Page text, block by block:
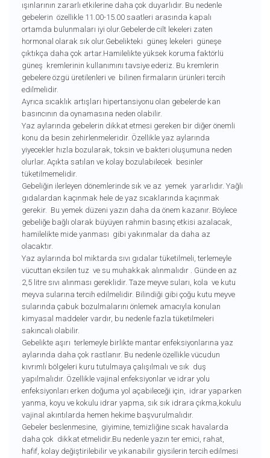
ışınlarının zararlı etkilerine daha çok duyarlıdır. Bu nedenle
gebelerin özellikle 11.00-15.00 saatleri arasında kapalı
ortamda bulunmaları iyi olur.Gebelerde cilt lekeleri zaten
hormonal olarak sık olur.Gebelikteki güneş lekeleri güneşe
çıktıkça daha çok artar.Hamilelikte yüksek koruma faktörlü
güneş kremlerinin kullanımını tavsiye ederiz. Bu kremlerin
gebelere özgü üretilenleri ve bilinen firmaların ürünleri tercih
edilmelidir.
Ayrıca sıcaklık artışları hipertansiyonu olan gebelerde kan
basıncının da oynamasına neden olabilir.
Yaz aylarında gebelerin dikkat etmesi gereken bir diğer önemli
konu da besin zehirlenmeleridir. Özellikle yaz aylarında
yiyecekler hızla bozularak, toksin ve bakteri oluşumuna neden
olurlar. Açıkta satılan ve kolay bozulabilecek besinler
tüketilmemelidir.
Gebeliğin ilerleyen dönemlerinde sık ve az yemek yararlıdır. Yağlı
gıdalardan kaçınmak hele de yaz sıcaklarında kaçınmak
gerekir. Bu yemek düzeni yazın daha da önem kazanır. Böylece
gebeliğe bağlı olarak büyüyen rahmin basınç etkisi azalacak,
hamilelikte mide yanması gibi yakınmalar da daha az
olacaktır.
Yaz aylarında bol miktarda sıvı gıdalar tüketilmeli, terlemeyle
vücuttan eksilen tuz ve su muhakkak alınmalıdır . Günde en az
2,5 litre sıvı alınması gereklidir. Taze meyve suları, kola ve kutu
meyva sularına tercih edilmelidir. Bilindiği gibi çoğu kutu meyve
sularında çabuk bozulmalarını önlemek amacıyla konulan
kimyasal maddeler vardır, bu nedenle fazla tüketilmeleri
sakıncalı olabilir.
Gebelikte aşırı terlemeyle birlikte mantar enfeksiyonlarına yaz
aylarında daha çok rastlanır. Bu nedenle özellikle vücudun
kıvrımlı bölgeleri kuru tutulmaya çalışılmalı ve sık duş
yapılmalıdır. Özellikle vajinal enfeksiyonlar ve idrar yolu
enfeksiyonları erken doğuma yol açabileceği için, idrar yaparken
yanma, koyu ve kokulu idrar yapma, sık sık idrara çıkma,kokulu
vajinal akıntılarda hemen hekime başvurulmalıdır.
Gebeler beslenmesine, giyimine, temizliğine sıcak havalarda
daha çok dikkat etmelidir.Bu nedenle yazın ter emici, rahat,
hafif, kolay değiştirilebilir ve yıkanabilir giysilerin tercih edilmesi